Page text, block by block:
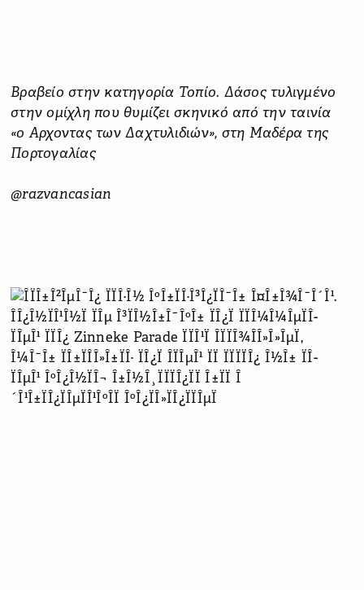
Βραβείο στην κατηγορία Τοπίο. Δάσος τυλιγμένο
στην ομίχλη που θυμίζει σκηνικό από την ταινία
«ο Αρχοντας των Δαχτυλιδιών», στη Μαδέρα της
Πορτογαλίας
@razvancasian